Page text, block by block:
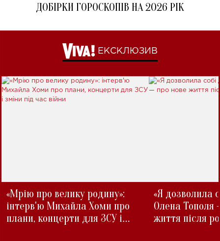
ДОБІРКИ ГОРОСКОПІВ НА 2026 РІК
ЕКСКЛЮЗИВ
«Мрію про велику родину»:
інтерв'ю Михайла Хоми про
плани, концерти для ЗСУ і
«Я дозволила
Олена Тополя
життя після